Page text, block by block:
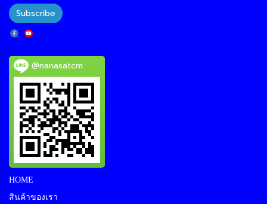
Subscribe
@nanasatcm
HOME
สินค้าของเรา